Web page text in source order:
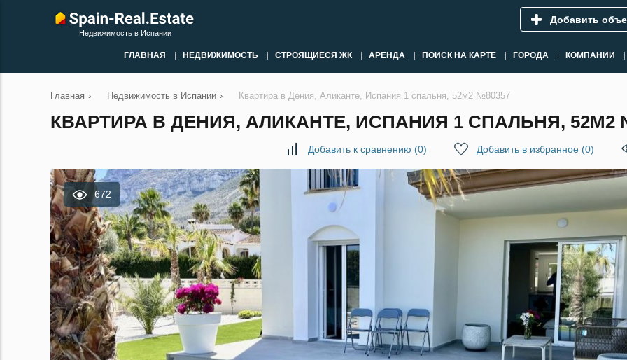
Недвижимость в Испании
Добавить
ГЛАВНАЯ НЕДВИЖИМОСТЬ СТРОЯЩИЕСЯ ЖК АРЕНДА ПОИСК НА КАРТЕ ГОРОДА КОМПАНИИ
Главная › Недвижимость в Испании › Квартира в Дения, Аликанте, Испания 1 спальня, 52м2 №80357
КВАРТИРА В ДЕНИЯ, АЛИКАНТЕ, ИСПАНИЯ 1 СПАЛЬНЯ, 52М2
Добавить к сравнению (0) Добавить в избранное (0)
672